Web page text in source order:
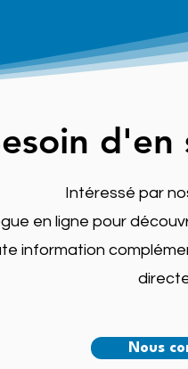
d'en
Intéressé par
en ligne pour
information
Nous